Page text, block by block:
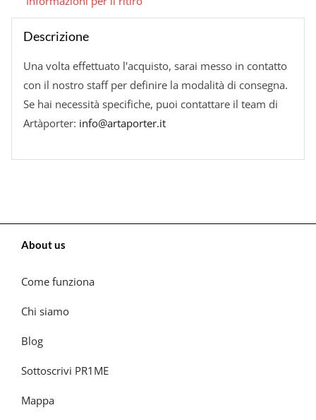
Descrizione
Una volta effettuato l'acquisto, sarai messo in contatto
con il nostro staff per definire la modalità di consegna.
Se hai necessità specifiche, puoi contattare il team di
Artàporter: info@artaporter.it
About us
Come funziona
Chi siamo
Blog
Sottoscrivi PR1ME
Mappa